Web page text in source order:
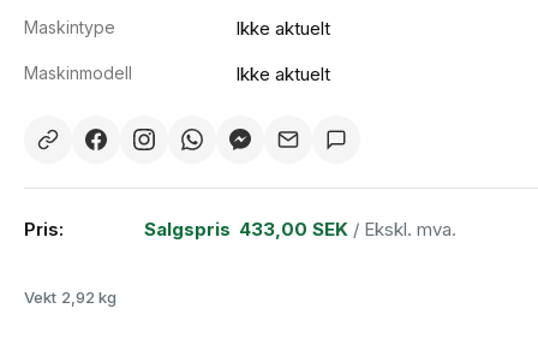
Maskintype Ikke aktuelt
Maskinmodell Ikke aktuelt
Pris: Salgspris 433,00 SEK / Ekskl. mva.
Vekt 2,92 kg